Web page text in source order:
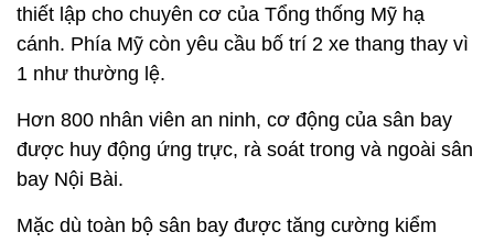
thiết lập cho chuyên cơ của Tổng thống Mỹ hạ
cánh. Phía Mỹ còn yêu cầu bố trí 2 xe thang thay vì
1 như thường lệ.
Hơn 800 nhân viên an ninh, cơ động của sân bay
được huy động ứng trực, rà soát trong và ngoài sân
bay Nội Bài.
Mặc dù toàn bộ sân bay được tăng cường kiểm